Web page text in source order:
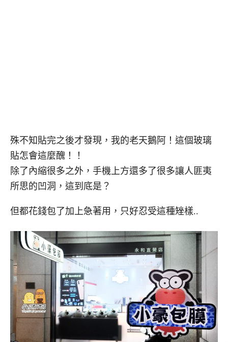
殊不知貼完之後才發現，我的老天鵝阿！這個玻璃
貼怎會這麼醜！！
除了內縮很多之外，手機上方還多了很多讓人匪夷
所思的凹洞，這到底是？
但都花錢包了加上急著用，只好忍受這種矬樣..